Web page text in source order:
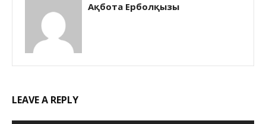
Ақбота Ерболқызы
LEAVE A REPLY